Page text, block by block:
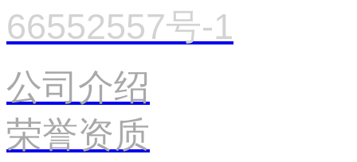
66552557号-1
公司介绍
荣誉资质